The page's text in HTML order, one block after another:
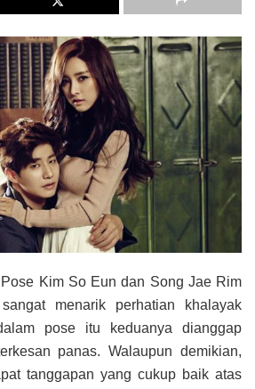
Kim So Eun dan Song Jae Rim
menarik perhatian khalayak
pose itu keduanya dianggap
panas. Walaupun demikian,
tanggapan yang cukup baik atas